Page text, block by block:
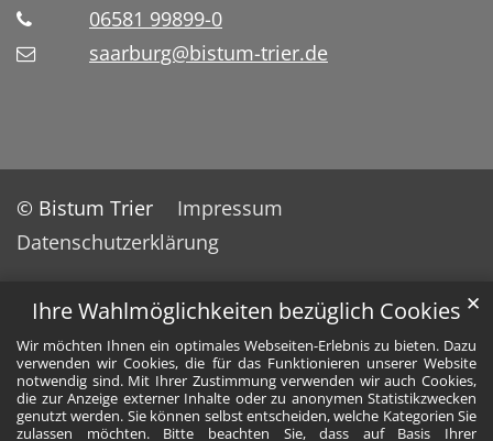
Ihre Wahlmöglichkeiten bezüglich Cookies
Wir möchten Ihnen ein optimales Webseiten-Erlebnis zu bieten. Dazu
verwenden wir Cookies, die für das Funktionieren unserer Website
notwendig sind. Mit Ihrer Zustimmung verwenden wir auch Cookies,
die zur Anzeige externer Inhalte oder zu anonymen Statistikzwecken
genutzt werden. Sie können selbst entscheiden, welche Kategorien Sie
zulassen möchten. Bitte beachten Sie, dass auf Basis Ihrer
✕
06581 99899-0
saarburg@bistum-trier.de
© Bistum Trier
Impressum
Datenschutzerklärung